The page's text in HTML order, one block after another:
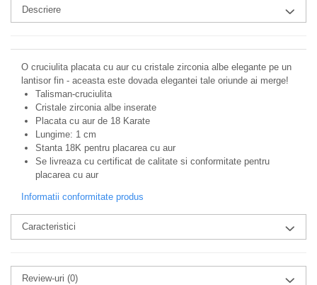
Descriere
O cruciulita placata cu aur cu cristale zirconia albe elegante pe un
lantisor fin - aceasta este dovada elegantei tale oriunde ai merge!
Talisman-cruciulita
Cristale zirconia albe inserate
Placata cu aur de 18 Karate
Lungime: 1 cm
Stanta 18K pentru placarea cu aur
Se livreaza cu certificat de calitate si conformitate pentru
placarea cu aur
Informatii conformitate produs
Caracteristici
Review-uri (0)